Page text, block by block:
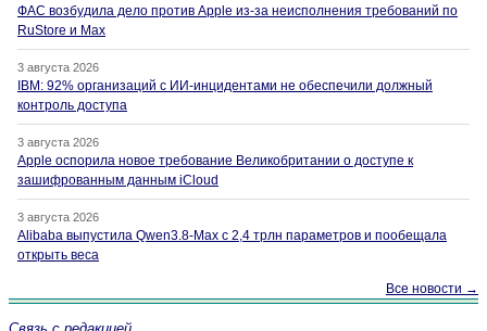
ФАС возбудила дело против Apple из-за неисполнения требований по
RuStore и Max
3 августа 2026
IBM: 92% организаций с ИИ-инцидентами не обеспечили должный
контроль доступа
3 августа 2026
Apple оспорила новое требование Великобритании о доступе к
зашифрованным данным iCloud
3 августа 2026
Alibaba выпустила Qwen3.8-Max с 2,4 трлн параметров и пообещала
открыть веса
Все новости →